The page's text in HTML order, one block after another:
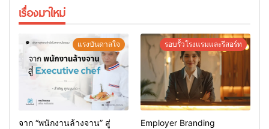
เรื่องมาใหม่
แรงบันดาลใจ
จาก “พนักงานล้างจาน” สู่
รอบรั้วโรงแรมและรีสอร์ท
Employer Branding